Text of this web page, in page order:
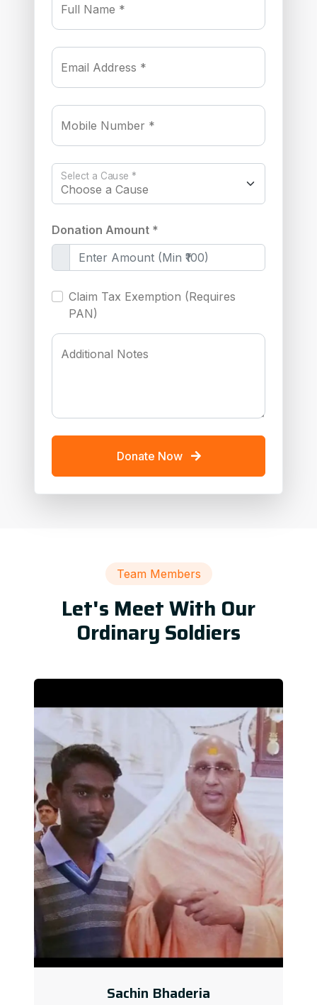
Full Name *
Email Address *
Mobile Number *
Select a Cause *
Donation Amount *
Claim Tax Exemption (Requires
PAN)
Additional Notes
Donate Now
Team Members
Let's Meet With Our
Ordinary Soldiers
Sachin Bhaderia